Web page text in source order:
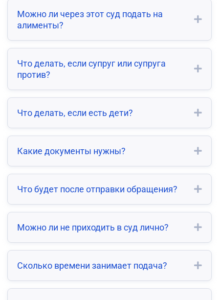
Можно ли через этот суд подать на
алименты?
Что делать, если супруг или супруга
против?
Что делать, если есть дети?
Какие документы нужны?
Что будет после отправки обращения?
Можно ли не приходить в суд лично?
Сколько времени занимает подача?